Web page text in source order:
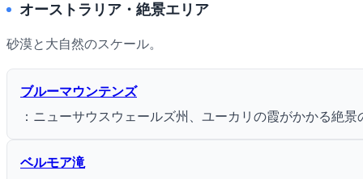
オーストラリア・絶景エリア
砂漠と大自然のスケール。
ブルーマウンテンズ
：ニューサウスウェールズ州、ユーカリの霞がかかる絶景
ベルモア滝